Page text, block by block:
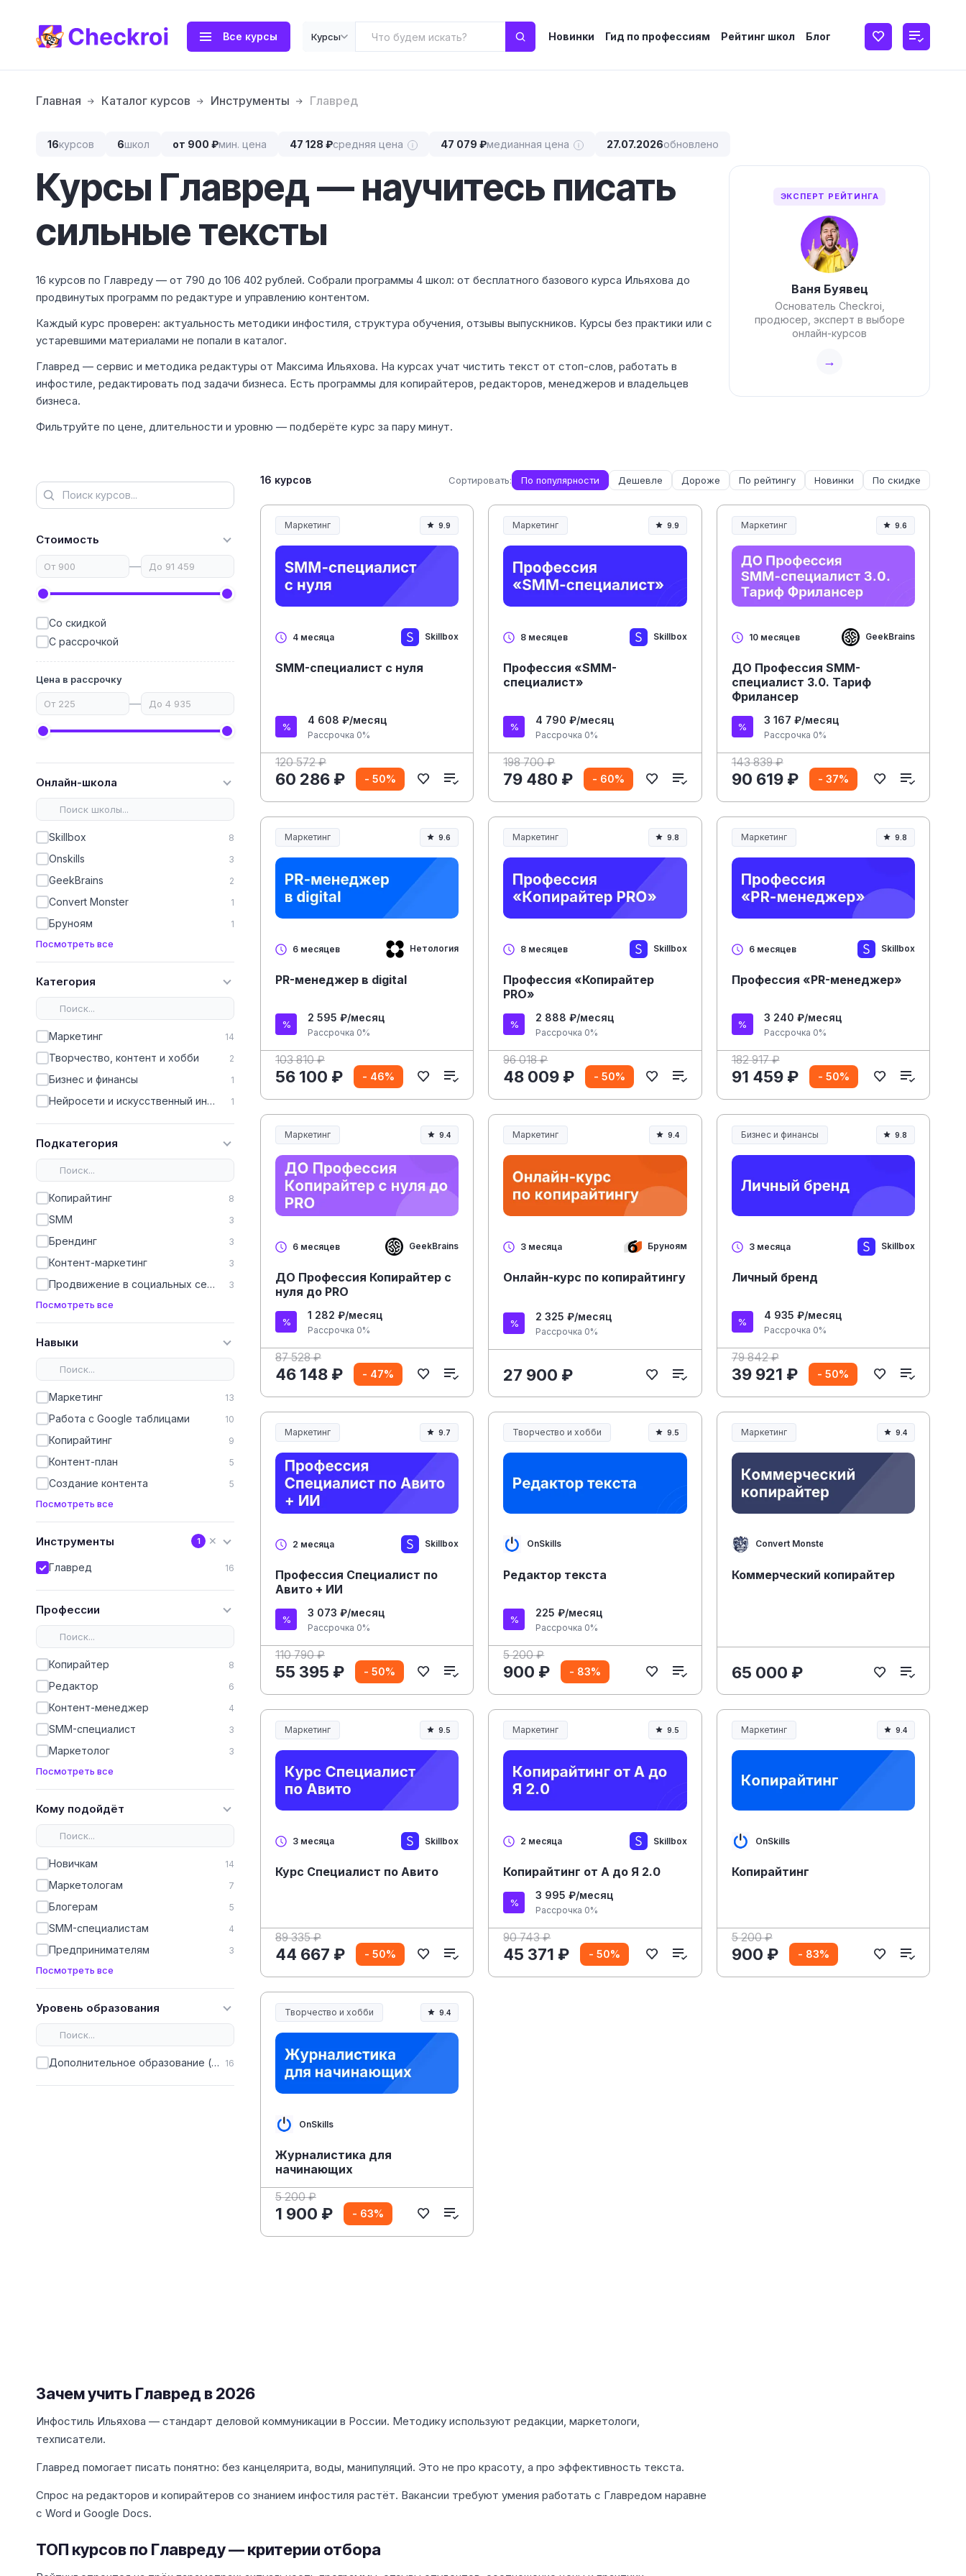
Все курсы Курсы Новинки Гид по профессиям Рейтинг школ Блог
Главная Каталог курсов Инструменты Главред
16курсов 6школ от 900 ₽мин. цена 47 128 ₽средняя цена 47 079 ₽медианная цена 27.07.2026обновлено
Курсы Главред — научитесь писать
сильные тексты
16 курсов по Главреду — от 790 до 106 402 рублей. Собрали программы 4 школ: от бесплатного базового курса Ильяхова до
продвинутых программ по редактуре и управлению контентом.
Каждый курс проверен: актуальность методики инфостиля, структура обучения, отзывы выпускников. Курсы без практики или с
устаревшими материалами не попали в каталог.
Главред — сервис и методика редактуры от Максима Ильяхова. На курсах учат чистить текст от стоп-слов, работать в
инфостиле, редактировать под задачи бизнеса. Есть программы для копирайтеров, редакторов, менеджеров и владельцев
бизнеса.
Фильтруйте по цене, длительности и уровню — подберёте курс за пару минут.
ЭКСПЕРТ РЕЙТИНГА
Ваня Буявец
Основатель Checkroi,
продюсер, эксперт в выборе
онлайн-курсов
→
Стоимость
—
Со скидкой
С рассрочкой
Цена в рассрочку
—
Онлайн-школа
Skillbox 8
Onskills 3
GeekBrains 2
Convert Monster 1
Бруноям 1
Посмотреть все
Категория
Маркетинг 14
Творчество, контент и хобби 2
Бизнес и финансы 1
Нейросети и искусственный интеллект 1
Подкатегория
Копирайтинг 8
SMM 3
Брендинг 3
Контент-маркетинг 3
Продвижение в социальных сетях 3
Посмотреть все
Навыки
Маркетинг 13
Работа с Google таблицами 10
Копирайтинг 9
Контент-план 5
Создание контента 5
Посмотреть все
Инструменты 1 ✕
Главред 16
Профессии
Копирайтер 8
Редактор 6
Контент-менеджер 4
SMM-специалист 3
Маркетолог 3
Посмотреть все
Кому подойдёт
Новичкам 14
Маркетологам 7
Блогерам 5
SMM-специалистам 4
Предпринимателям 3
Посмотреть все
Уровень образования
Дополнительное образование (ДПО) 16
16 курсов Сортировать: По популярности Дешевле Дороже По рейтингу Новинки По скидке
Маркетинг 9.9
4 месяца Skillbox
SMM-специалист с нуля
4 608 ₽/месяц
Рассрочка 0%
120 572 ₽
60 286 ₽ - 50%
Маркетинг 9.9
8 месяцев Skillbox
Профессия «SMM-
специалист»
4 790 ₽/месяц
Рассрочка 0%
198 700 ₽
79 480 ₽ - 60%
Маркетинг 9.6
10 месяцев GeekBrains
ДО Профессия SMM-
специалист 3.0. Тариф
Фрилансер
3 167 ₽/месяц
Рассрочка 0%
143 839 ₽
90 619 ₽ - 37%
Маркетинг 9.6
6 месяцев Нетология
PR-менеджер в digital
2 595 ₽/месяц
Рассрочка 0%
103 810 ₽
56 100 ₽ - 46%
Маркетинг 9.8
8 месяцев Skillbox
Профессия «Копирайтер
PRO»
2 888 ₽/месяц
Рассрочка 0%
96 018 ₽
48 009 ₽ - 50%
Маркетинг 9.8
6 месяцев Skillbox
Профессия «PR-менеджер»
3 240 ₽/месяц
Рассрочка 0%
182 917 ₽
91 459 ₽ - 50%
Маркетинг 9.4
6 месяцев GeekBrains
ДО Профессия Копирайтер с
нуля до PRO
1 282 ₽/месяц
Рассрочка 0%
87 528 ₽
46 148 ₽ - 47%
Маркетинг 9.4
3 месяца Бруноям
Онлайн-курс по копирайтингу
2 325 ₽/месяц
Рассрочка 0%
27 900 ₽
Бизнес и финансы 9.8
3 месяца Skillbox
Личный бренд
4 935 ₽/месяц
Рассрочка 0%
79 842 ₽
39 921 ₽ - 50%
Маркетинг 9.7
2 месяца Skillbox
Профессия Специалист по
Авито + ИИ
3 073 ₽/месяц
Рассрочка 0%
110 790 ₽
55 395 ₽ - 50%
Творчество и хобби
Творчество, контент и хобби
9.5
OnSkills
Редактор текста
225 ₽/месяц
Рассрочка 0%
5 200 ₽
900 ₽ - 83%
Маркетинг 9.4
Convert Monster
Коммерческий копирайтер
65 000 ₽
Маркетинг 9.5
3 месяца Skillbox
Курс Специалист по Авито
89 335 ₽
44 667 ₽ - 50%
Маркетинг 9.5
2 месяца Skillbox
Копирайтинг от А до Я 2.0
3 995 ₽/месяц
Рассрочка 0%
90 743 ₽
45 371 ₽ - 50%
Маркетинг 9.4
OnSkills
Копирайтинг
5 200 ₽
900 ₽ - 83%
Творчество и хобби
Творчество, контент и хобби
9.4
OnSkills
Журналистика для
начинающих
5 200 ₽
1 900 ₽ - 63%
Зачем учить Главред в 2026
Инфостиль Ильяхова — стандарт деловой коммуникации в России. Методику используют редакции, маркетологи,
техписатели.
Главред помогает писать понятно: без канцелярита, воды, манипуляций. Это не про красоту, а про эффективность текста.
Спрос на редакторов и копирайтеров со знанием инфостиля растёт. Вакансии требуют умения работать с Главредом наравне
с Word и Google Docs.
ТОП курсов по Главреду — критерии отбора